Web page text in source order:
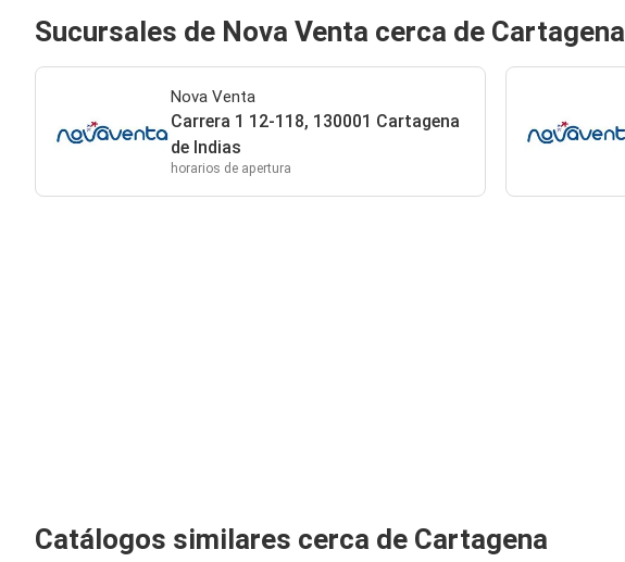
Sucursales de Nova Venta cerca de Cartagena
Nova Venta
Carrera 1 12-118, 130001 Cartagena
de Indias
horarios de apertura
Catálogos similares cerca de Cartagena